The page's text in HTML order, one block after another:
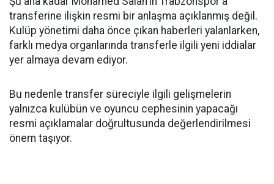
transferine ilişkin resmi bir anlaşma açıklanmış değil.
Kulüp yönetimi daha önce çıkan haberleri yalanlarken,
farklı medya organlarında transferle ilgili yeni iddialar
yer almaya devam ediyor.
Bu nedenle transfer süreciyle ilgili gelişmelerin
yalnızca kulübün ve oyuncu cephesinin yapacağı
resmi açıklamalar doğrultusunda değerlendirilmesi
önem taşıyor.